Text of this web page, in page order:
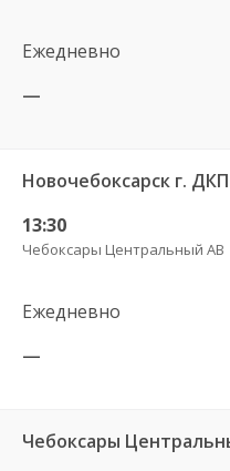
Ежедневно
—
13:30
Чебоксары Центральный АВ
Ежедневно
—